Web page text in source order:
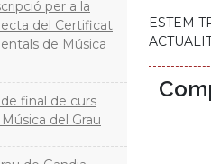
ESTEM
per a la
del Certificat
de Música
final de curs
del Grau